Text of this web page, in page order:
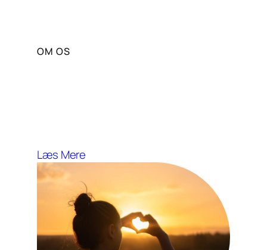
OM OS
Læs Mere